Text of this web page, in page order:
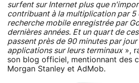
surfent sur Internet plus que
contribuant à la multiplication par 5
recherche mobile enregistrée par
dernières années. Et un quart de
passent près de 90 minutes par
applications sur leurs terminaux»,
son blog officiel, mentionnant des
Morgan Stanley et AdMob.